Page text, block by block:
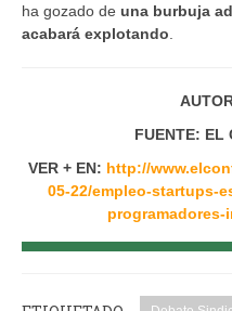
ha gozado de una burbuja
acabará explotando
FUENTE: EL
VER + EN: http://
05-22/empleo-startups-
programadores-